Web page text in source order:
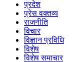
प्रदेश
प्रेस वक्तव्य
राजनीति
विचार
विज्ञान प्रविधि
विशेष
विशेष समाचार